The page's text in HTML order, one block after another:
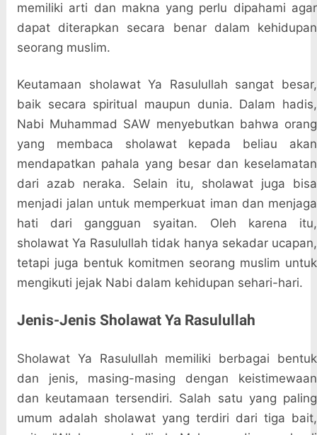
memiliki arti dan makna yang perlu dipahami agar
dapat diterapkan secara benar dalam kehidupan
seorang muslim.
Keutamaan sholawat Ya Rasulullah sangat besar,
baik secara spiritual maupun dunia. Dalam hadis,
Nabi Muhammad SAW menyebutkan bahwa orang
yang membaca sholawat kepada beliau akan
mendapatkan pahala yang besar dan keselamatan
dari azab neraka. Selain itu, sholawat juga bisa
menjadi jalan untuk memperkuat iman dan menjaga
hati dari gangguan syaitan. Oleh karena itu,
sholawat Ya Rasulullah tidak hanya sekadar ucapan,
tetapi juga bentuk komitmen seorang muslim untuk
mengikuti jejak Nabi dalam kehidupan sehari-hari.
Jenis-Jenis Sholawat Ya Rasulullah
Sholawat Ya Rasulullah memiliki berbagai bentuk
dan jenis, masing-masing dengan keistimewaan
dan keutamaan tersendiri. Salah satu yang paling
umum adalah sholawat yang terdiri dari tiga bait,